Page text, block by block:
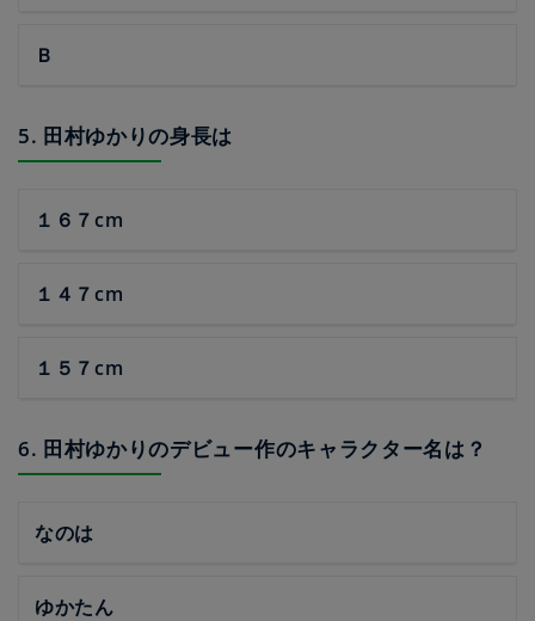
Ｂ
5. 田村ゆかりの身長は
１６７cm
１４７cm
１５７cm
6. 田村ゆかりのデビュー作のキャラクター名は？
なのは
ゆかたん